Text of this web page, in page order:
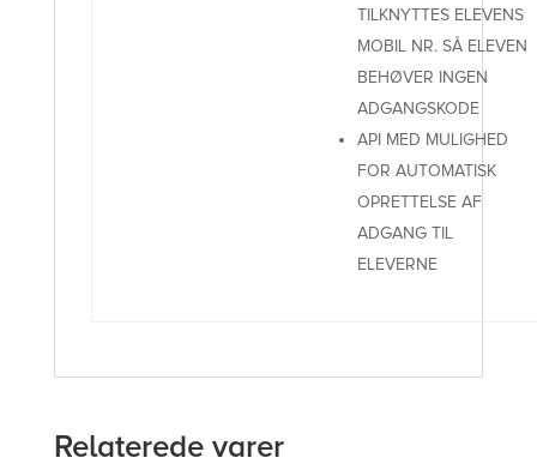
TILKNYTTES ELEVENS
MOBIL NR. SÅ ELEVEN
BEHØVER INGEN
ADGANGSKODE
API MED MULIGHED
FOR AUTOMATISK
OPRETTELSE AF
ADGANG TIL
ELEVERNE
Relaterede varer